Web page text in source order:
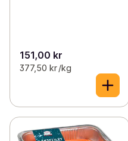
151,00 kr
377,50 kr /kg